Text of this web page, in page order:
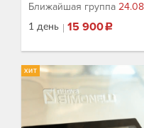
Ближайшая группа
1 день 15 900₽
Авторский
курс для владельцев,
шеф-поваров, которые
финансы кухни под
от создания
ХИТ